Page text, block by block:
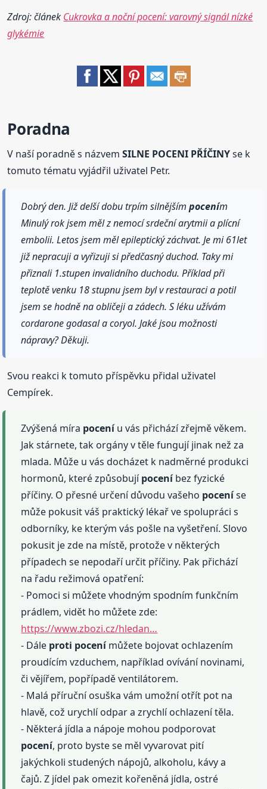
Zdroj: článek Cukrovka a noční pocení: varovný signál nízké
glykémie
Poradna
V naší poradně s názvemSILNE POCENI PŘÍČINYse k
tomuto tématu vyjádřil uživatel Petr.
Dobrý den. Již delší dobu trpím silnějšímpocením
Minulý rok jsem měl z nemocí srdeční arytmii a plícní
embolii. Letos jsem měl epileptický záchvat. Je mi 61let
již nepracuji a vyřizuji si předčasný duchod. Taky mi
přiznali 1.stupen invalidního duchodu. Příklad při
teplotě venku 18 stupnu jsem byl v restauraci a potil
jsem se hodně na obličeji a zádech. S léku užívám
cordarone godasal a coryol. Jaké jsou možnosti
nápravy? Děkuji.
Svou reakci k tomuto příspěvku přidal uživatel
Cempírek.
Zvýšená míra poceníu vás přichází zřejmě věkem.
Jak stárnete, tak orgány v těle fungují jinak než za
mlada. Může u vás docházet k nadměrné produkci
hormonů, které způsobujípoceníbez fyzické
příčiny. O přesné určení důvodu vašeho poceníse
může pokusit váš praktický lékař ve spolupráci s
odborníky, ke kterým vás pošle na vyšetření. Slovo
pokusit je zde na místě, protože v některých
případech se nepodaří určit příčiny. Pak přichází
na řadu režimová opatření:
- Pomoci si můžete vhodným spodním funkčním
prádlem, vidět ho můžete zde:
https://www.zbozi.cz/hledan…
- Dále proti pocenímůžete bojovat ochlazením
proudícím vzduchem, například ovívání novinami,
či vějířem, popřípadě ventilátorem.
- Malá příruční osuška vám umožní otřít pot na
hlavě, což urychlí odpar a zrychlí ochlazení těla.
- Některá jídla a nápoje mohou podporovat
pocení, proto byste se měl vyvarovat pití
jakýchkoli studených nápojů, alkoholu, kávy a
čajů. Z jídel pak omezit kořeněná jídla, ostré